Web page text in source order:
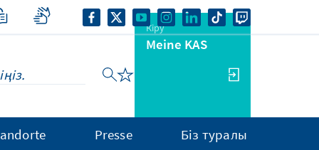
Кіру
Meine KAS
Presse Біз туралы